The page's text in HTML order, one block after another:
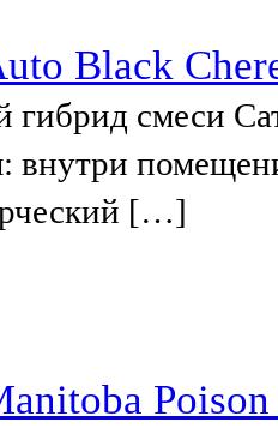
Black
гибрид смеси
внутри
[…]